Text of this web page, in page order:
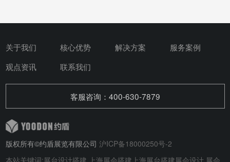
关于我们 核心优势 解决方案
服务案例
观点资讯
联系我们
客服咨询：400-630-7879
版权所有©约盾展览有限公司 沪ICP备18000250号-2
本站关键词:展台设计搭建 上海展会搭建 上海展台搭建展会设计 展会